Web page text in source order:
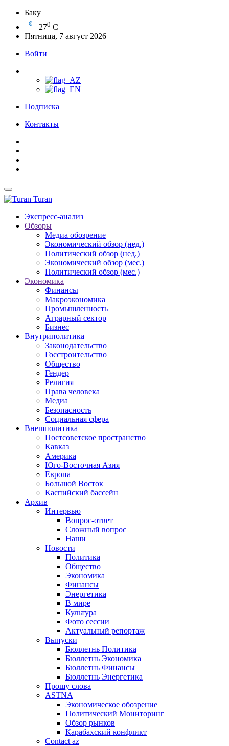
Баку
270 C
Пятница, 7 август 2026
Войти
Подписка
Контакты
Turan
Экспресс-анализ
Обзоры
Медиа обозрение
Экономический обзор (нед.)
Политический обзор (нед.)
Экономический обзор (мес.)
Политический обзор (мес.)
Экономика
Финансы
Макроэкономика
Промышленность
Аграрный сектор
Бизнес
Внутриполитика
Законодательство
Госстроительство
Общество
Гендер
Религия
Права человека
Медиа
Безопасность
Социальная сфера
Внешполитика
Постсоветское пространство
Кавказ
Америка
Юго-Восточная Азия
Европа
Большой Восток
Каспийский бассейн
Архив
Интервью
Вопрос-ответ
Сложный вопрос
Наши
Новости
Политика
Общество
Экономика
Финансы
Энергетика
В мире
Культура
Фото сессии
Актуальный репортаж
Выпуски
Бюллетнь Политика
Бюллетнь Экономика
Бюллетнь Финансы
Бюллетнь Энергетика
Прошу слова
ASTNA
Экономическое обозрение
Политический Мониторинг
Обзор рынков
Карабахский конфликт
Contact az